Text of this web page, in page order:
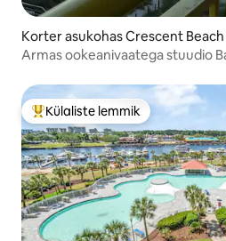
Korter asukohas Crescent Beach
Armas ookeanivaatega stuudio
Külaliste suur lemmik
Külaliste lemmik